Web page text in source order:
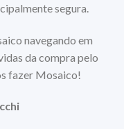
segura.
navegando em
da compra pelo
fazer Mosaico!